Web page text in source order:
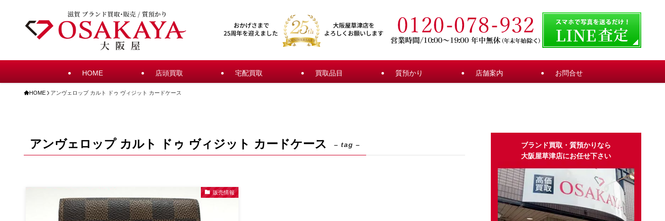
HOME 店頭買取 宅配買取 買取品目 質預かり 店舗案内 お問合せ
HOME アンヴェロップ カルト ドゥ ヴィジット カードケース
アンヴェロップ カルト ドゥ ヴィジット カードケース – tag –
販売情報
ブランド買取・質預かりなら
大阪屋草津店にお任せ下さい